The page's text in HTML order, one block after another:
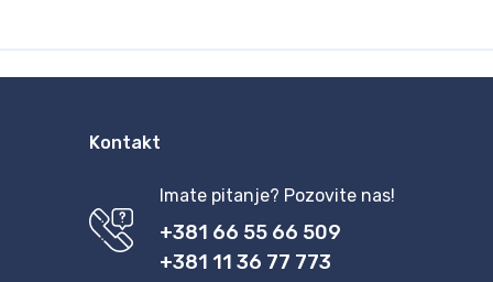
Kontakt
Imate pitanje? Pozovite nas!
+381 66 55 66 509
+381 11 36 77 773